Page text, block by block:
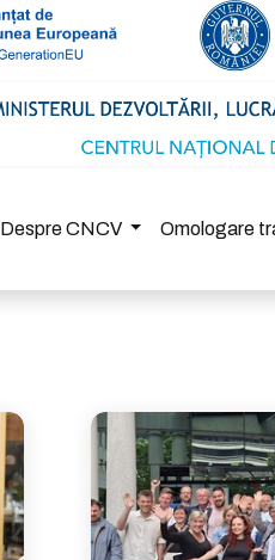
Despre CNCV Omologare